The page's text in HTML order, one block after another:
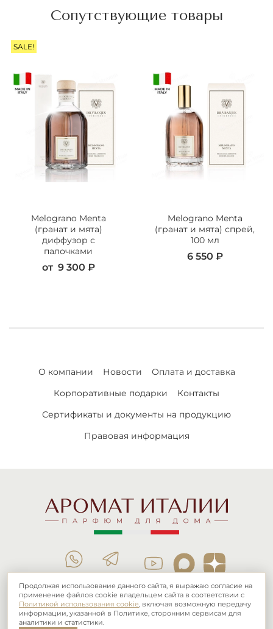
Сопутствующие товары
SALE!
Melograno Menta
(гранат и мята)
диффузор с
палочками
от 9 300 ₽
Melograno Menta
(гранат и мята) спрей,
100 мл
6 550 ₽
О компании Новости
Оплата и доставка
Корпоративные подарки
Контакты
Сертификаты и документы на продукцию
Правовая информация
тел.:8 (800) 101 03 16 +7 (995) 885-71-00
Продолжая использование данного сайта, я выражаю согласие на
применение файлов cookie владельцем сайта в соответствии с
Политикой использования cookie, включая возможную передачу
информации, указанной в Политике, сторонним сервисам для
аналитики и статистики.